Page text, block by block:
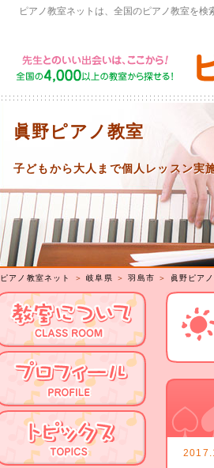
ピアノ教室ネットは、全国のピアノ教室を
眞野ピアノ教室
子どもから大人まで個人レッスン実
ピアノ教室ネット ＞岐阜県 ＞羽島市 ＞ 眞野ピア